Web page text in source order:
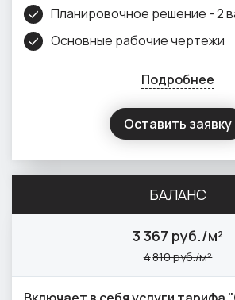
Планировочное решение - 2
Основные рабочие чертежи
Подробнее
Оставить заявку
БАЛАНС
3 367 руб./м²
4810 руб./м²